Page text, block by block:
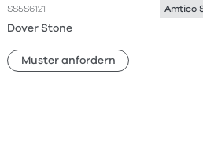
SS5S6121 Amtico
Dover Stone
Muster anfordern